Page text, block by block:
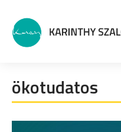
ökotudatos